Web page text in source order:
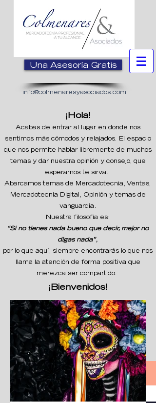
Una Asesoría Gratis
info@colmenaresyasociados.com
¡Hola!
Acabas de entrar al lugar en donde nos
sentimos más cómodos y relajados. El espacio
que nos permite hablar libremente de muchos
temas y dar nuestra opinión y consejo, que
esperamos te sirva.
Abarcamos temas de Mercadotecnia, Ventas,
Mercadotecnia Digital, Opinión y temas de
vanguardia.
Nuestra filosofía es:
“Si no tienes nada bueno que decir, mejor no
digas nada”,
por lo que aquí, siempre encontrarás lo que nos
llama la atención de forma positiva que
merezca ser compartido.
¡Bienvenidos!
Nuestro Espacio
Todas las entradas